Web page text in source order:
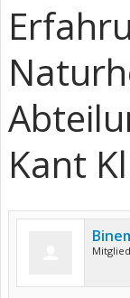
Kant
Mitglied